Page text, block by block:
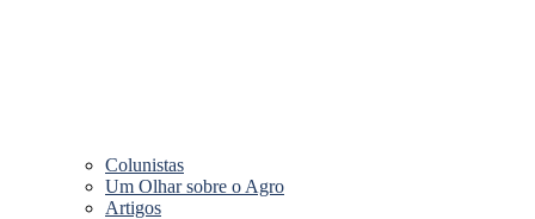
Colunistas
Um Olhar sobre o Agro
Artigos